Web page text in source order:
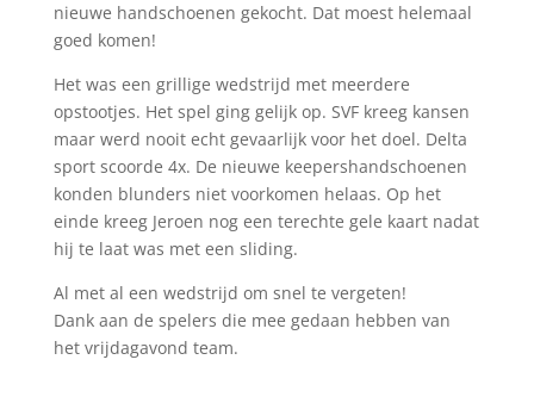
nieuwe handschoenen gekocht. Dat moest helemaal
goed komen!
Het was een grillige wedstrijd met meerdere
opstootjes. Het spel ging gelijk op. SVF kreeg kansen
maar werd nooit echt gevaarlijk voor het doel. Delta
sport scoorde 4x. De nieuwe keepershandschoenen
konden blunders niet voorkomen helaas. Op het
einde kreeg Jeroen nog een terechte gele kaart nadat
hij te laat was met een sliding.
Al met al een wedstrijd om snel te vergeten!
Dank aan de spelers die mee gedaan hebben van
het vrijdagavond team.